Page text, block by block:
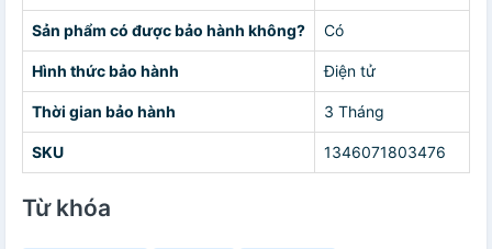
Sản phẩm có được bảo hành không? Có
Hình thức bảo hành Điện tử
Thời gian bảo hành 3 Tháng
SKU 1346071803476
Từ khóa